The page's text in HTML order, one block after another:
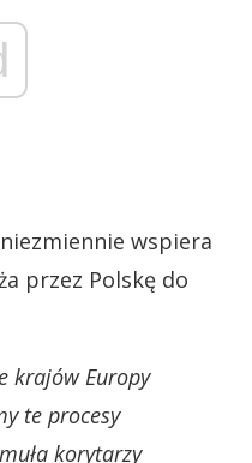
wspiera
przez Polskę do
krajów Europy
te procesy
korytarzy